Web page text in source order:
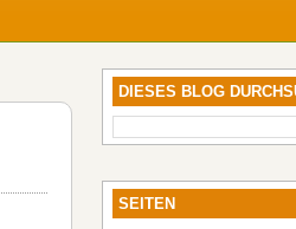
DIESES BLOG
SEITEN